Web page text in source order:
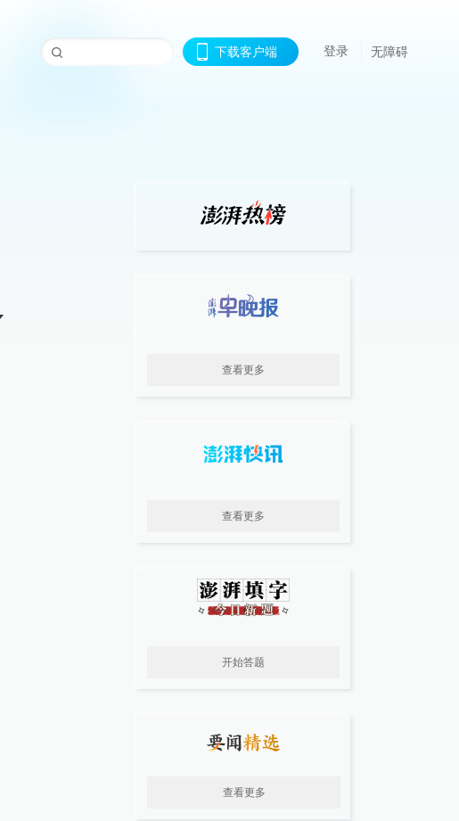
下载客户端 登录 无障碍
查看更多
查看更多
开始答题
查看更多